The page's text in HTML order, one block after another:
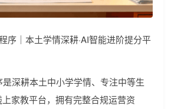
序｜本土学情深耕·AI智能进阶提分平
深耕本土中小学学情、专注中等生
家教平台，拥有完整合规运营资